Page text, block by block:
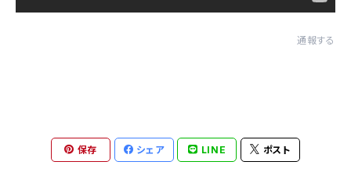
通報する
保存 シェア LINE ポスト